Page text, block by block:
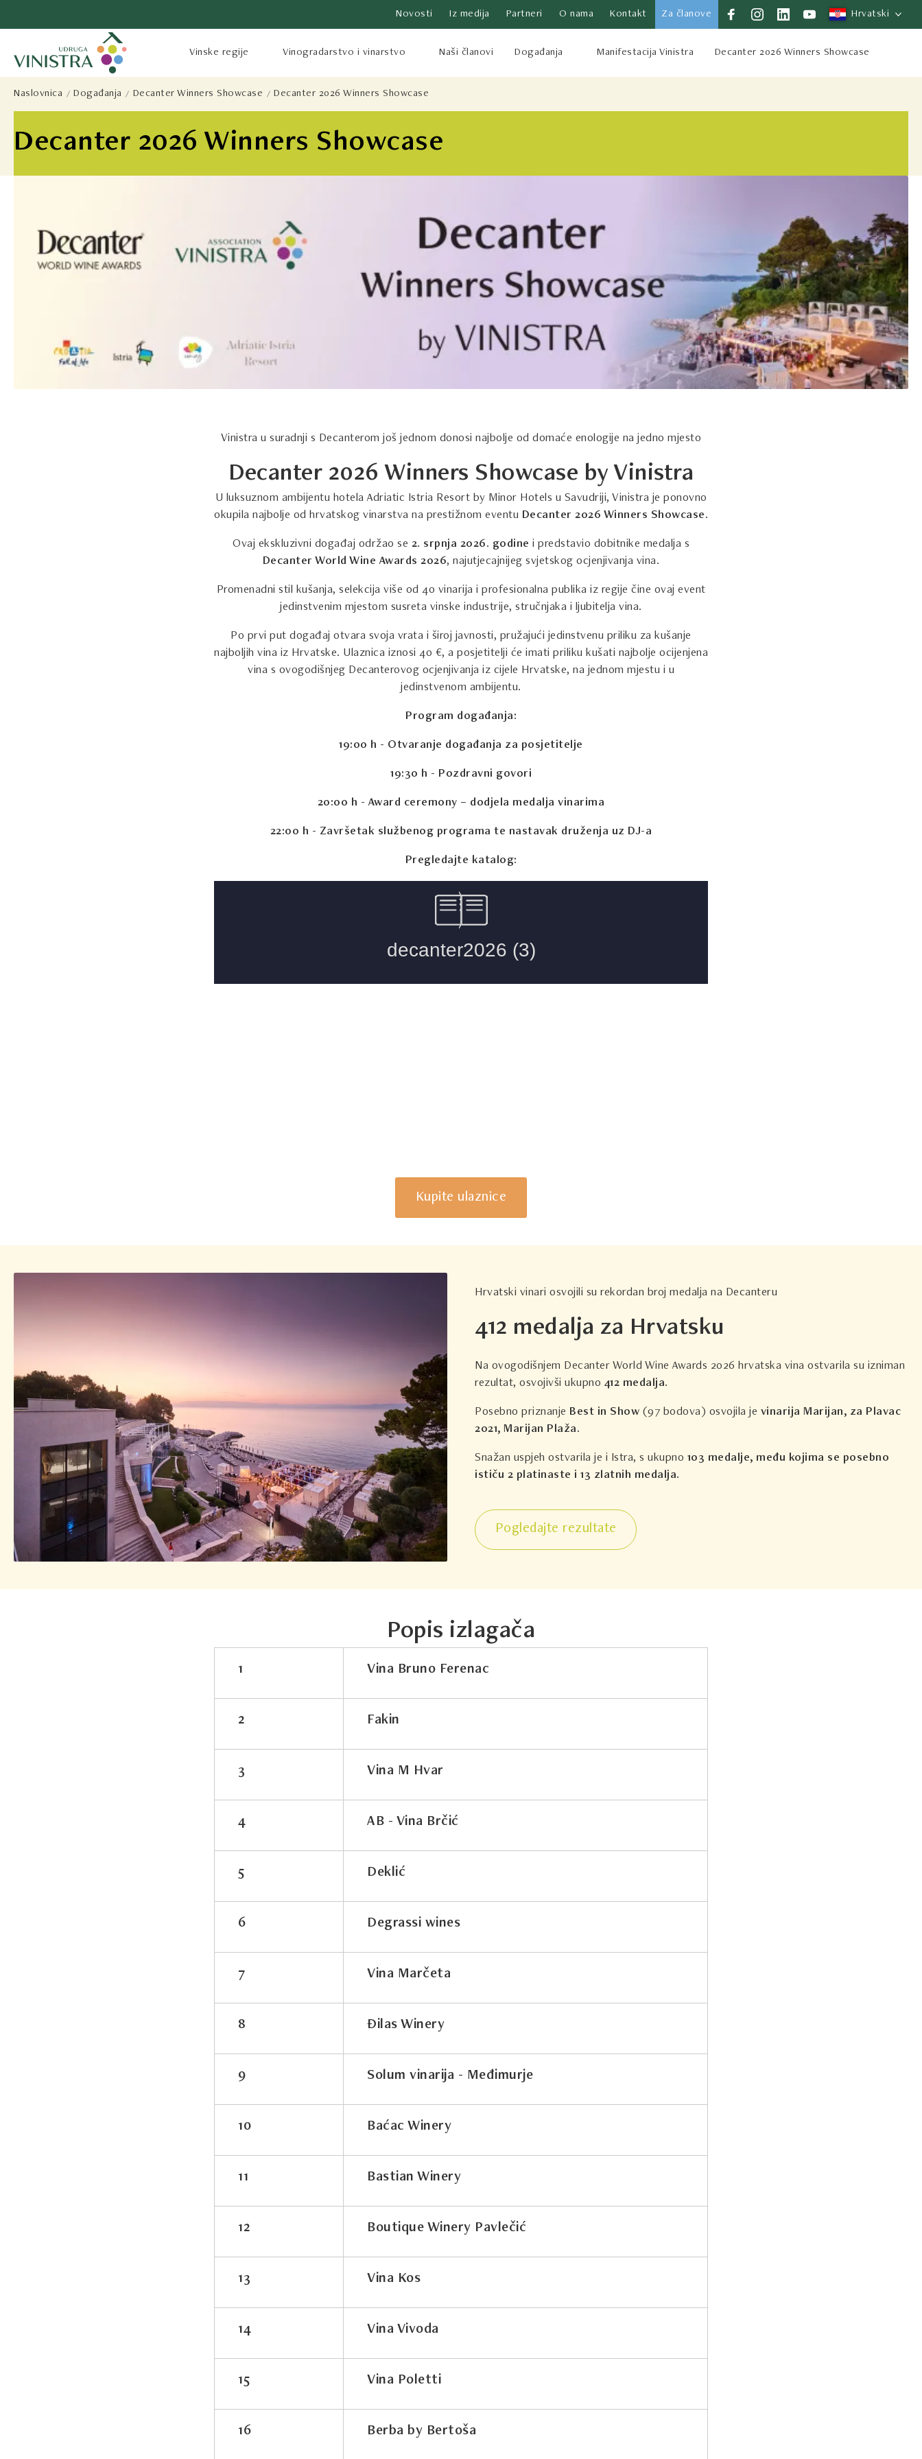
Novosti Iz medija Partneri O nama Kontakt Za članove Hrvatski
Vinske regije Vinogradarstvo i vinarstvo Naši članovi Događanja Manifestacija Vinistra Decanter 2026 Winners Showcase
Decanter 2026 Winners Showcase
Naslovnica Događanja Decanter Winners Showcase Decanter 2026 Winners Showcase
Vinistra u suradnji s Decanterom još jednom donosi najbolje od domaće enologije na jedno mjesto
Decanter 2026 Winners Showcase by Vinistra
U luksuznom ambijentu hotela Adriatic Istria Resort by Minor Hotels u Savudriji, Vinistra je ponovno
okupila najbolje od hrvatskog vinarstva na prestižnom eventu Decanter 2026 Winners Showcase.
Ovaj ekskluzivni događaj održao se 2. srpnja 2026. godine i predstavio dobitnike medalja s
Decanter World Wine Awards 2026, najutjecajnijeg svjetskog ocjenjivanja vina.
Promenadni stil kušanja, selekcija više od 40 vinarija i profesionalna publika iz regije čine ovaj event
jedinstvenim mjestom susreta vinske industrije, stručnjaka i ljubitelja vina.
Po prvi put događaj otvara svoja vrata i široj javnosti, pružajući jedinstvenu priliku za kušanje
najboljih vina iz Hrvatske. Ulaznica iznosi 40 €, a posjetitelji će imati priliku kušati najbolje ocijenjena
vina s ovogodišnjeg Decanterovog ocjenjivanja iz cijele Hrvatske, na jednom mjestu i u
jedinstvenom ambijentu.
Program događanja:
19:00 h - Otvaranje događanja za posjetitelje
19:30 h - Pozdravni govori
20:00 h - Award ceremony – dodjela medalja vinarima
22:00 h - Završetak službenog programa te nastavak druženja uz DJ-a
Pregledajte katalog:
Kupite ulaznice
Hrvatski vinari osvojili su rekordan broj medalja na Decanteru
412 medalja za Hrvatsku
Na ovogodišnjem Decanter World Wine Awards 2026 hrvatska vina ostvarila su izniman
rezultat, osvojivši ukupno 412 medalja.
Posebno priznanje Best in Show (97 bodova) osvojila je vinarija Marijan, za Plavac
2021, Marijan Plaža.
Snažan uspjeh ostvarila je i Istra, s ukupno 103 medalje, među kojima se posebno
ističu 2 platinaste i 13 zlatnih medalja.
Pogledajte rezultate
Popis izlagača
1 Vina Bruno Ferenac
2 Fakin
3 Vina M Hvar
4 AB - Vina Brčić
5 Deklić
6 Degrassi wines
7 Vina Marčeta
8 Đilas Winery
9 Solum vinarija - Međimurje
10 Baćac Winery
11 Bastian Winery
12 Boutique Winery Pavlečić
13 Vina Kos
14 Vina Vivoda
15 Vina Poletti
16 Berba by Bertoša